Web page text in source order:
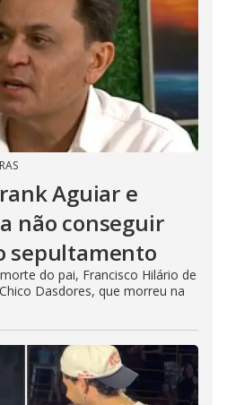
Aguiar e
não conseguir
sepultamento
do pai, Francisco Hilário de
Dasdores, que morreu na